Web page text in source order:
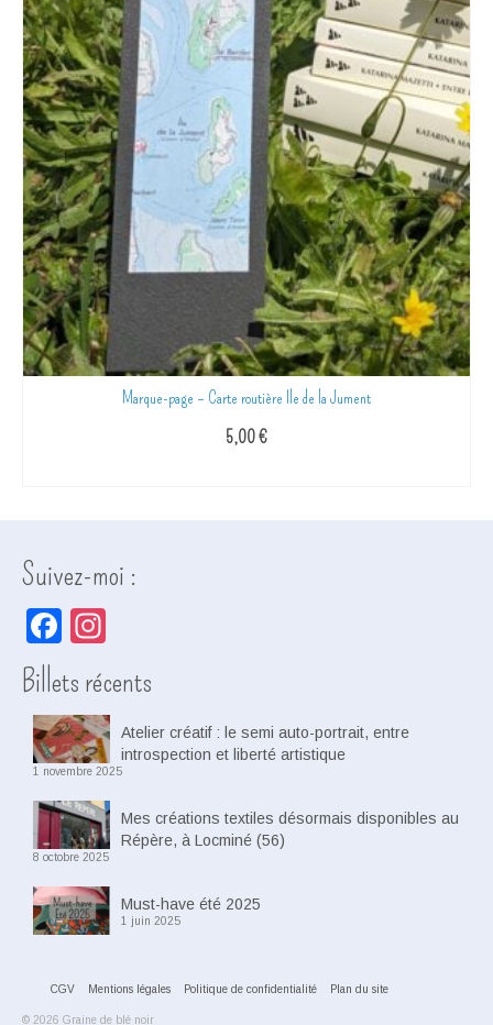
Marque-page – Carte routière Ile de la Jument
5,00€
Suivez-moi :
Facebook
Billets récents
Atelier créatif : le semi auto-portrait, entre
introspection et liberté artistique
1 novembre 2025
Mes créations textiles désormais disponibles au
Répère, à Locminé (56)
8 octobre 2025
Must-have été 2025
1 juin 2025
CGV Mentions légales Politique de confidentialité Plan du site
© 2026 Graine de blé noir